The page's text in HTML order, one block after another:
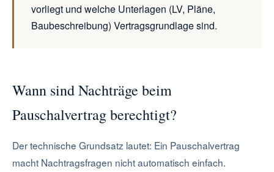
vorliegt und welche Unterlagen (LV, Pläne,
Baubeschreibung) Vertragsgrundlage sind.
Wann sind Nachträge beim
Pauschalvertrag berechtigt?
Der technische Grundsatz lautet: Ein Pauschalvertrag
macht Nachtragsfragen nicht automatisch einfach.